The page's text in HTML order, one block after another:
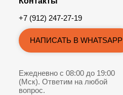
+7 (912) 247-27-19
НАПИСАТЬ В WHATSAPP
Ежедневно с 08:00 до 19:00
(Мск). Ответим на любой
вопрос.